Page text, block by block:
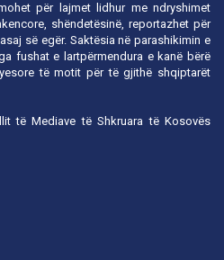
për lajmet lidhur me ndryshimet
shëndetësinë, reportazhet për
së egër. Saktësia në parashikimin e
fushat e lartpërmendura e kanë bërë
të motit për të gjithë shqiptarët
të Mediave të Shkruara të Kosovës